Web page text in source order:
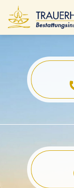
Kosten
Ratgeber &
Über uns
NÜRNBERG
Im